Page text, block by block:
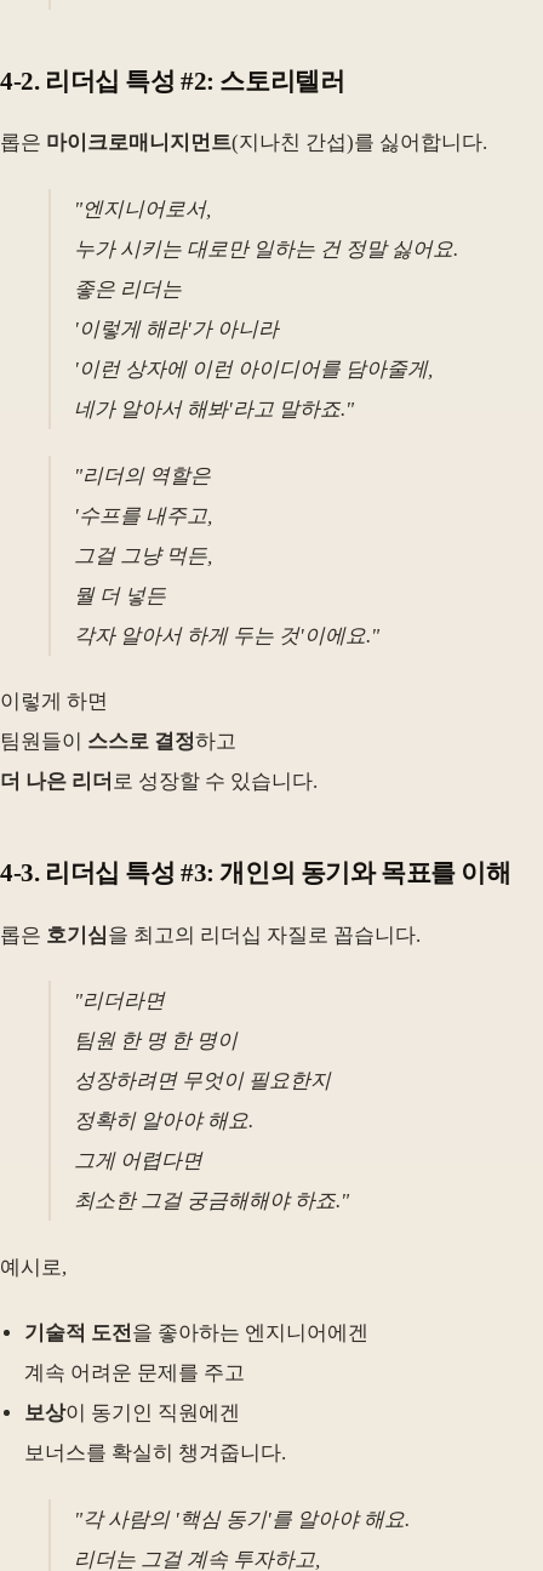
4-2. 리더십 특성 #2: 스토리텔러
롭은 마이크로매니지먼트(지나친 간섭)를 싫어합니다.
"엔지니어로서,
누가 시키는 대로만 일하는 건 정말 싫어요.
좋은 리더는
'이렇게 해라'가 아니라
'이런 상자에 이런 아이디어를 담아줄게,
네가 알아서 해봐'라고 말하죠."
"리더의 역할은
'수프를 내주고,
그걸 그냥 먹든,
뭘 더 넣든
각자 알아서 하게 두는 것'이에요."
이렇게 하면
팀원들이 스스로 결정하고
더 나은 리더 로 성장할 수 있습니다.
4-3. 리더십 특성 #3: 개인의 동기와 목표를 이해
롭은 호기심을 최고의 리더십 자질로 꼽습니다.
"리더라면
팀원 한 명 한 명이
성장하려면 무엇이 필요한지
정확히 알아야 해요.
그게 어렵다면
최소한 그걸 궁금해해야 하죠."
예시로,
기술적 도전을 좋아하는 엔지니어에겐
계속 어려운 문제를 주고
보상이 동기인 직원에겐
보너스를 확실히 챙겨줍니다.
"각 사람의 '핵심 동기'를 알아야 해요.
리더는 그걸 계속 투자하고,